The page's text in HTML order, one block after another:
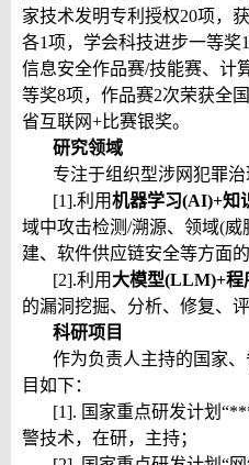
家技术发明专利授权20项，
各1项，学会科技进步一等奖1
信息安全作品赛/技能赛、计
等奖8项，作品赛2次荣获全
省互联网+比赛银奖。
研究领域
专注于组织型涉网犯罪治
[1].利用机器学习(AI)+知
域中攻击检测/溯源、领域(
建、软件供应链安全等方面的
[2].利用 大模型(LLM)+程
的漏洞挖掘、分析、修复、
科研项目
作为负责人主持的国家、
目如下：
[1]. 国家重点研发计划
警技术，在研，主持；